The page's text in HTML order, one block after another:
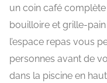
un coin café
bouilloire et grille-pain
l’espace repas vous
personnes avant de
dans la piscine en